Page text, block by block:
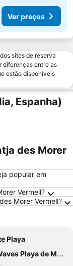
Ver preços
sites de reserva
diferenças entre as
estão disponíveis
Espanha)
des Morer
popular em
Vermell?
Morer Vermell?
Playa
Playa de Muro